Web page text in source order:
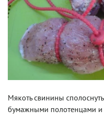
Мякоть свинины
бумажными полотенцами и